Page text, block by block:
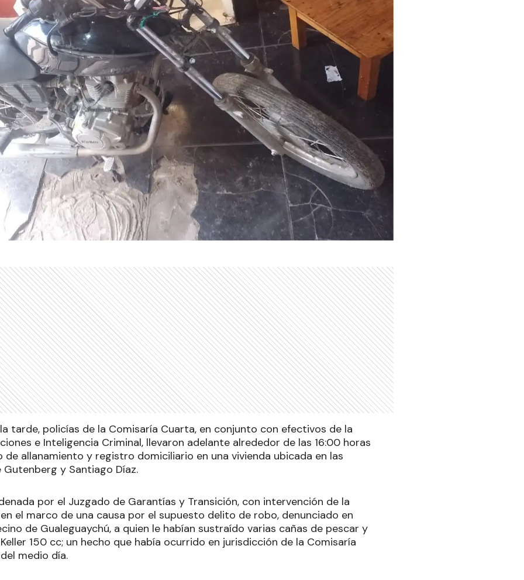
tarde, policías de la Comisaría Cuarta, en conjunto con efectivos de la
e Inteligencia Criminal, llevaron adelante alrededor de las 16:00 horas
allanamiento y registro domiciliario en una vivienda ubicada en las
y Santiago Díaz.
por el Juzgado de Garantías y Transición, con intervención de la
el marco de una causa por el supuesto delito de robo, denunciado en
de Gualeguaychú, a quien le habían sustraído varias cañas de pescar y
150 cc; un hecho que había ocurrido en jurisdicción de la Comisaría
medio día.